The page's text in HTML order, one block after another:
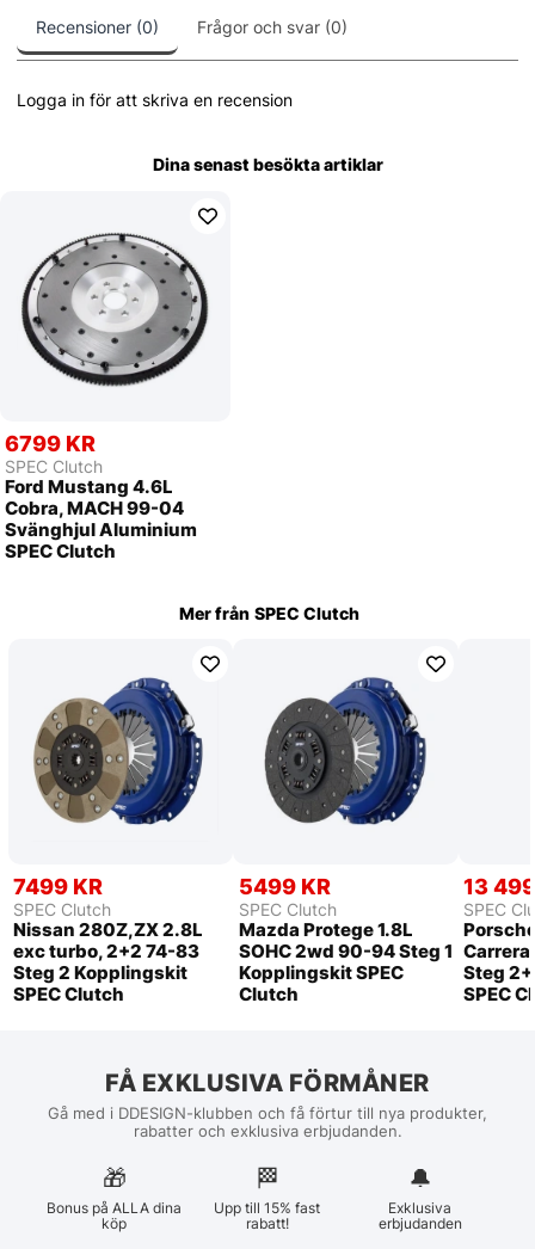
Recensioner (0) Frågor och svar (0)
Logga in för att skriva en recension
Dina senast besökta artiklar
6799 KR
SPEC Clutch
Ford Mustang 4.6L
Cobra, MACH 99-04
Svänghjul Aluminium
SPEC Clutch
Mer från SPEC Clutch
7499 KR
SPEC Clutch
Nissan 280Z,ZX 2.8L
exc turbo, 2+2 74-83
Steg 2 Kopplingskit
SPEC Clutch
5499 KR
SPEC Clutch
Mazda Protege 1.8L
SOHC 2wd 90-94 Steg 1
Kopplingskit SPEC
Clutch
13
SPEC
Steg
SPEC
FÅ EXKLUSIVA FÖRMÅNER
Gå med i DDESIGN-klubben och få förtur till nya produkter,
rabatter och exklusiva erbjudanden.
🎁
Bonus på ALLA dina
köp
🏁︎
Upp till 15% fast
rabatt!
🔔
Exklusiva
erbjudanden